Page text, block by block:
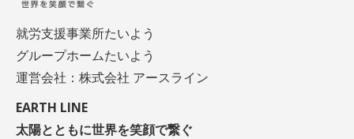
就労支援事業所たいよう
グループホームたいよう
運営会社：株式会社 アースライン
EARTH LINE
太陽とともに世界を笑顔で繋ぐ